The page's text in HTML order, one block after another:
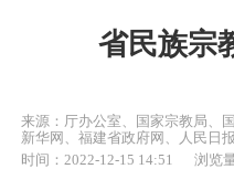
省民族宗
来源：厅办公室、国家宗教局、
新华网、福建省政府网、人民日
时间：2022-12-15 14:51
浏览